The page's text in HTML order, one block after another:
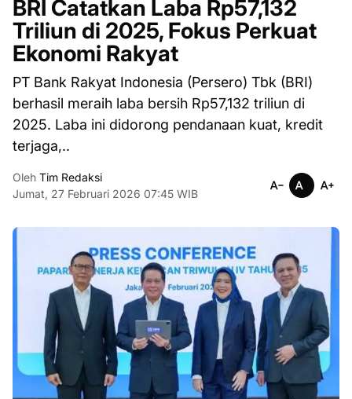
BRI Catatkan Laba Rp57,132
Triliun di 2025, Fokus Perkuat
Ekonomi Rakyat
PT Bank Rakyat Indonesia (Persero) Tbk (BRI)
berhasil meraih laba bersih Rp57,132 triliun di
2025. Laba ini didorong pendanaan kuat, kredit
terjaga,..
Oleh Tim Redaksi
Jumat, 27 Februari 2026 07:45 WIB